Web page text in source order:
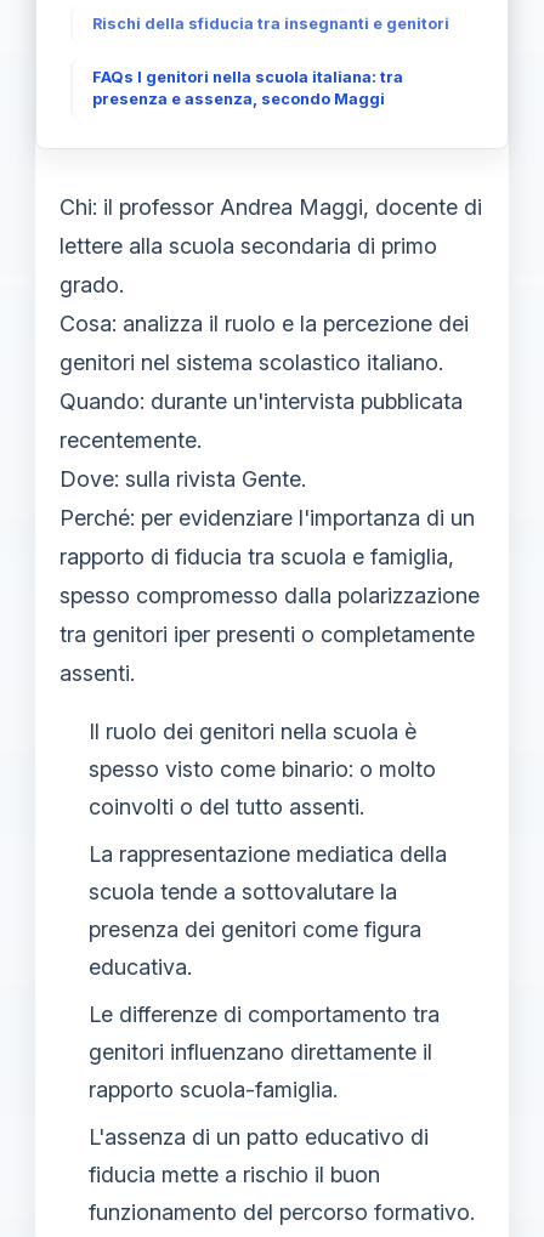
Rischi della sfiducia tra insegnanti e genitori
FAQs I genitori nella scuola italiana: tra
presenza e assenza, secondo Maggi
Chi: il professor Andrea Maggi, docente di
lettere alla scuola secondaria di primo
grado.
Cosa: analizza il ruolo e la percezione dei
genitori nel sistema scolastico italiano.
Quando: durante un'intervista pubblicata
recentemente.
Dove: sulla rivista Gente.
Perché: per evidenziare l'importanza di un
rapporto di fiducia tra scuola e famiglia,
spesso compromesso dalla polarizzazione
tra genitori iper presenti o completamente
assenti.
Il ruolo dei genitori nella scuola è
spesso visto come binario: o molto
coinvolti o del tutto assenti.
La rappresentazione mediatica della
scuola tende a sottovalutare la
presenza dei genitori come figura
educativa.
Le differenze di comportamento tra
genitori influenzano direttamente il
rapporto scuola-famiglia.
L'assenza di un patto educativo di
fiducia mette a rischio il buon
funzionamento del percorso formativo.